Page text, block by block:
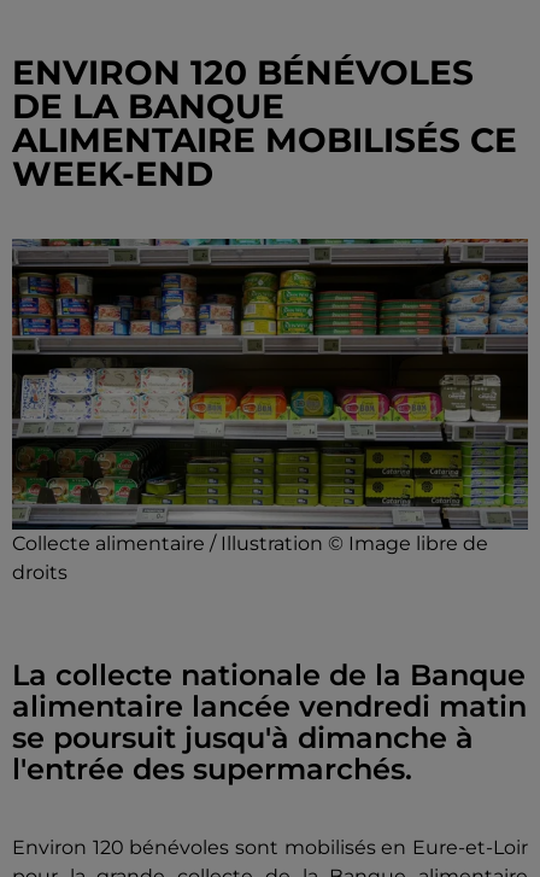
ENVIRON 120 BÉNÉVOLES
DE LA BANQUE
ALIMENTAIRE MOBILISÉS CE
WEEK-END
Collecte alimentaire / Illustration © Image libre de
droits
La collecte nationale de la Banque
alimentaire lancée vendredi matin
se poursuit jusqu'à dimanche à
l'entrée des supermarchés.
Environ 120 bénévoles sont mobilisés en Eure-et-Loir